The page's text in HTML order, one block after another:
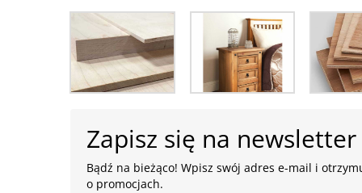
Zapisz się na newsletter
Bądź na bieżąco! Wpisz swój adres e-mail i
o promocjach.